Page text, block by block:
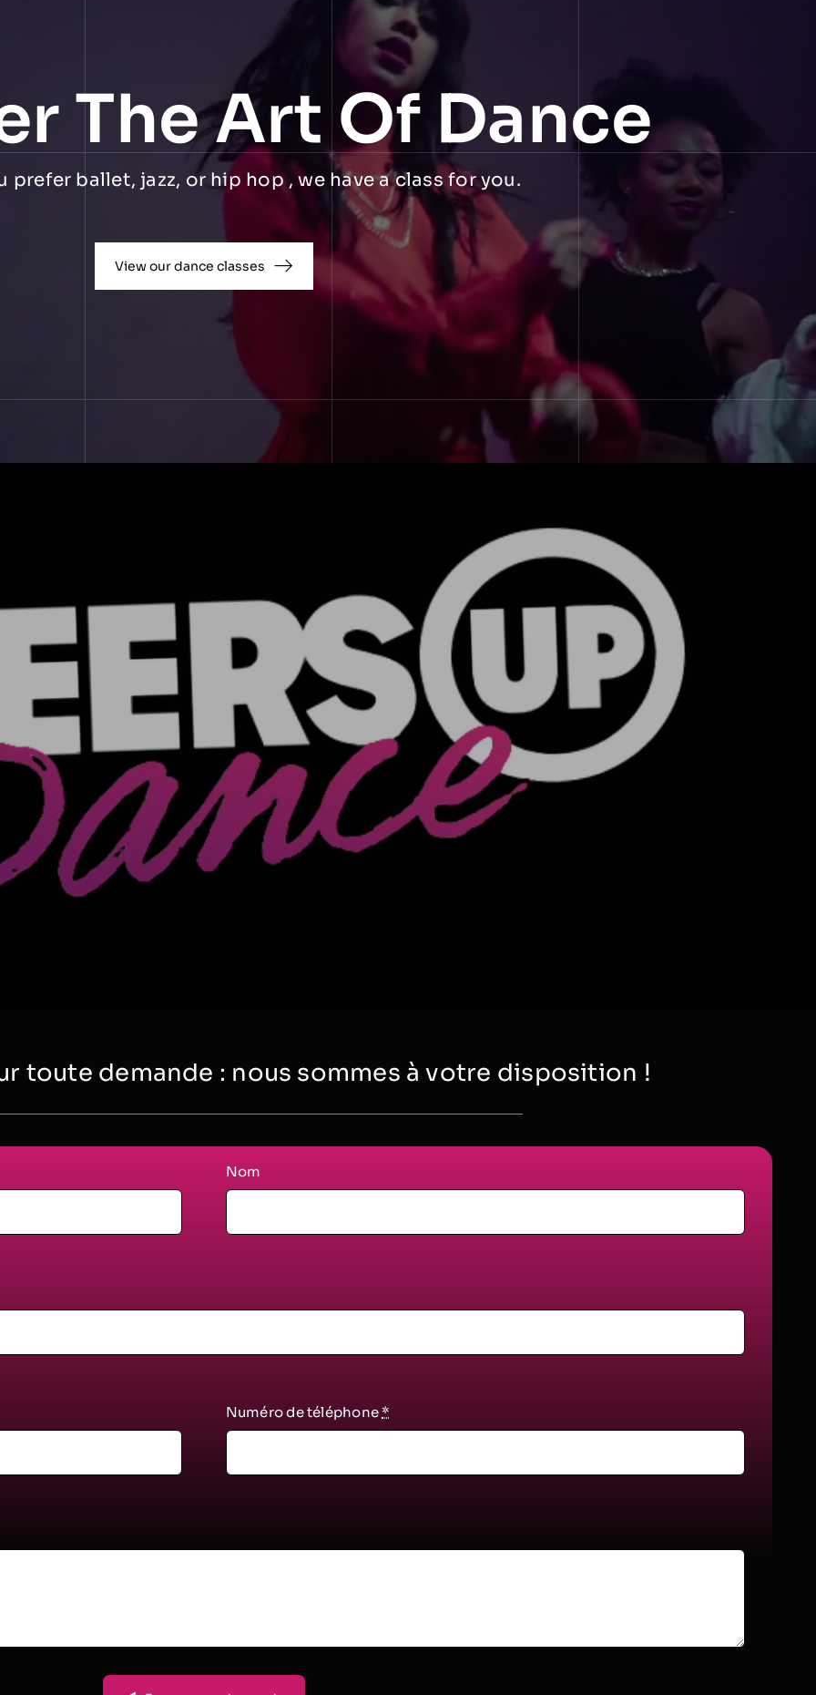
The Art Of Dance
prefer ballet, jazz, or hip hop , we have a class for you.
View our dance classes
toute demande : nous sommes à votre disposition !
Nom
Numéro de téléphone *